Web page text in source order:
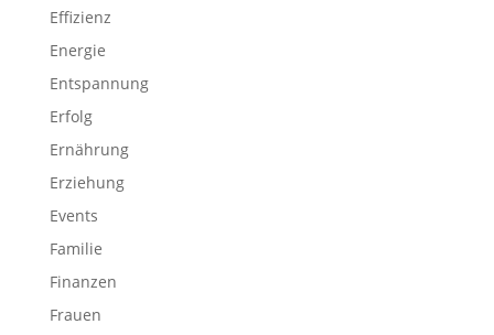
Effizienz
Energie
Entspannung
Erfolg
Ernährung
Erziehung
Events
Familie
Finanzen
Frauen